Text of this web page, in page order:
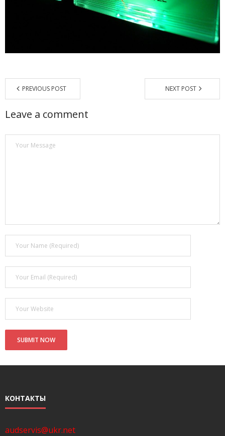
Отзывы
Статьи
- Аудиосистема для открытой площадки. Секреты
инсталляции
- Покупка усилителя после апгрейда. Случай с Амфитоном
- Конфигурирование и настройка акустических систем для
концертных залов
- Улучшаем звучание — подготовка помещения для
прослушивания музыки.
- Выбираем автомагнитолу
PREVIOUS POST NEXT POST
Leave a comment
КОНТАКТЫ
audservis@ukr.net